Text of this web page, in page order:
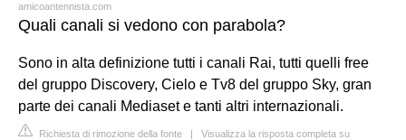
amicoantennista.com
Quali canali si vedono con parabola?
Sono in alta definizione tutti i canali Rai, tutti quelli free
del gruppo Discovery, Cielo e Tv8 del gruppo Sky, gran
parte dei canali Mediaset e tanti altri internazionali.
Richiesta di rimozione della fonte | Visualizza la risposta completa su